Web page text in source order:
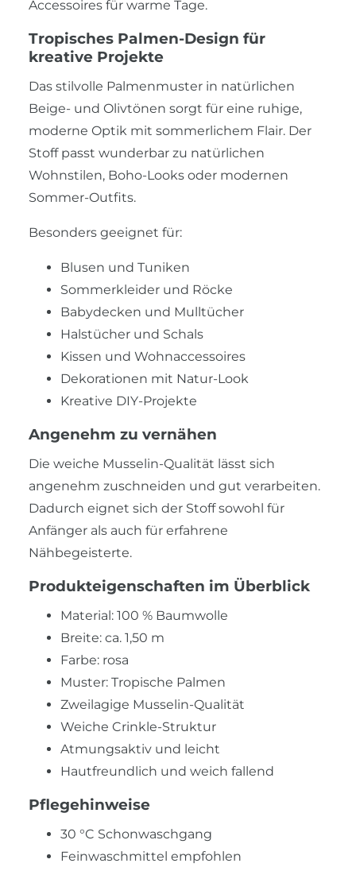
Accessoires für warme Tage.
Tropisches Palmen-Design für
kreative Projekte
Das stilvolle Palmenmuster in natürlichen
Beige- und Olivtönen sorgt für eine ruhige,
moderne Optik mit sommerlichem Flair. Der
Stoff passt wunderbar zu natürlichen
Wohnstilen, Boho-Looks oder modernen
Sommer-Outfits.
Besonders geeignet für:
Blusen und Tuniken
Sommerkleider und Röcke
Babydecken und Mulltücher
Halstücher und Schals
Kissen und Wohnaccessoires
Dekorationen mit Natur-Look
Kreative DIY-Projekte
Angenehm zu vernähen
Die weiche Musselin-Qualität lässt sich
angenehm zuschneiden und gut verarbeiten.
Dadurch eignet sich der Stoff sowohl für
Anfänger als auch für erfahrene
Nähbegeisterte.
Produkteigenschaften im Überblick
Material: 100 % Baumwolle
Breite: ca. 1,50 m
Farbe: rosa
Muster: Tropische Palmen
Zweilagige Musselin-Qualität
Weiche Crinkle-Struktur
Atmungsaktiv und leicht
Hautfreundlich und weich fallend
Pflegehinweise
30 °C Schonwaschgang
Feinwaschmittel empfohlen